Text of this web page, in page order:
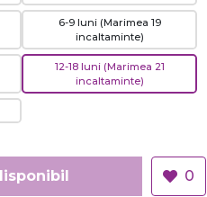
6-9 luni (Marimea 19
incaltaminte)
12-18 luni (Marimea 21
incaltaminte)
0